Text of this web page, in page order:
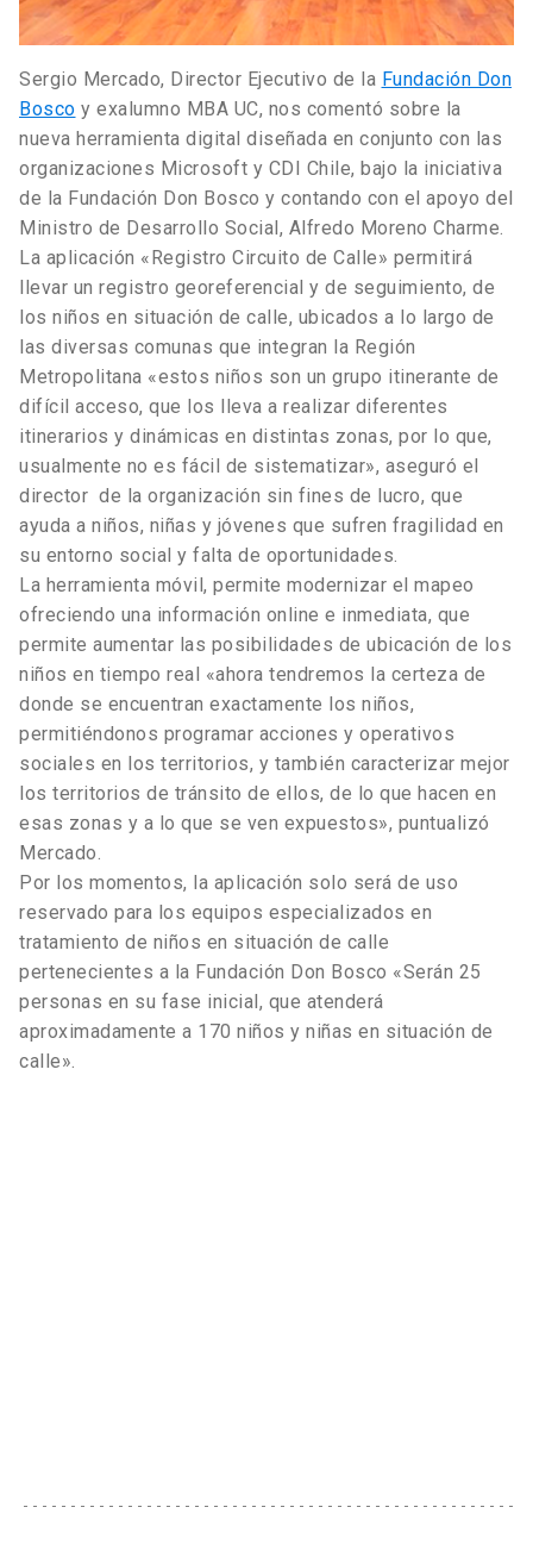
Sergio Mercado, Director Ejecutivo de la Fundación Don
Bosco y exalumno MBA UC, nos comentó sobre la
nueva herramienta digital diseñada en conjunto con las
organizaciones Microsoft y CDI Chile, bajo la iniciativa
de la Fundación Don Bosco y contando con el apoyo del
Ministro de Desarrollo Social, Alfredo Moreno Charme.
La aplicación «Registro Circuito de Calle» permitirá
llevar un registro georeferencial y de seguimiento, de
los niños en situación de calle, ubicados a lo largo de
las diversas comunas que integran la Región
Metropolitana «estos niños son un grupo itinerante de
difícil acceso, que los lleva a realizar diferentes
itinerarios y dinámicas en distintas zonas, por lo que,
usualmente no es fácil de sistematizar», aseguró el
director de la organización sin fines de lucro, que
ayuda a niños, niñas y jóvenes que sufren fragilidad en
su entorno social y falta de oportunidades.
La herramienta móvil, permite modernizar el mapeo
ofreciendo una información online e inmediata, que
permite aumentar las posibilidades de ubicación de los
niños en tiempo real «ahora tendremos la certeza de
donde se encuentran exactamente los niños,
permitiéndonos programar acciones y operativos
sociales en los territorios, y también caracterizar mejor
los territorios de tránsito de ellos, de lo que hacen en
esas zonas y a lo que se ven expuestos», puntualizó
Mercado.
Por los momentos, la aplicación solo será de uso
reservado para los equipos especializados en
tratamiento de niños en situación de calle
pertenecientes a la Fundación Don Bosco «Serán 25
personas en su fase inicial, que atenderá
aproximadamente a 170 niños y niñas en situación de
calle».